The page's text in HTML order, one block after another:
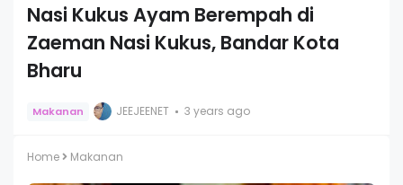
Nasi Kukus Ayam Berempah di
Zaeman Nasi Kukus, Bandar Kota
Bharu
Makanan JEEJEENET 3 years ago
Home Makanan